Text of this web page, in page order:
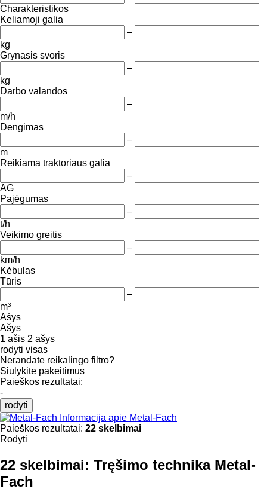
Charakteristikos
Keliamoji galia
–
kg
Grynasis svoris
–
kg
Darbo valandos
–
m/h
Dengimas
–
m
Reikiama traktoriaus galia
–
AG
Pajėgumas
–
t/h
Veikimo greitis
–
km/h
Kėbulas
Tūris
–
m³
Ašys
Ašys
1 ašis 2 ašys
rodyti visas
Nerandate reikalingo filtro?
Siūlykite pakeitimus
Paieškos rezultatai:
-
rodyti
Informacija apie Metal-Fach
Paieškos rezultatai: 22 skelbimai
Rodyti
22 skelbimai: Tręšimo technika Metal-
Fach